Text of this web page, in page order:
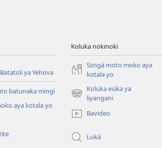
ya Yehova
batunaka mingi
aya kotala yo
Koluka nokinoki
Sɛngá moto moko aya
kotala yo
Koluka esika ya
liyangani
(fungolá
mosusu)Bavideo
Luká